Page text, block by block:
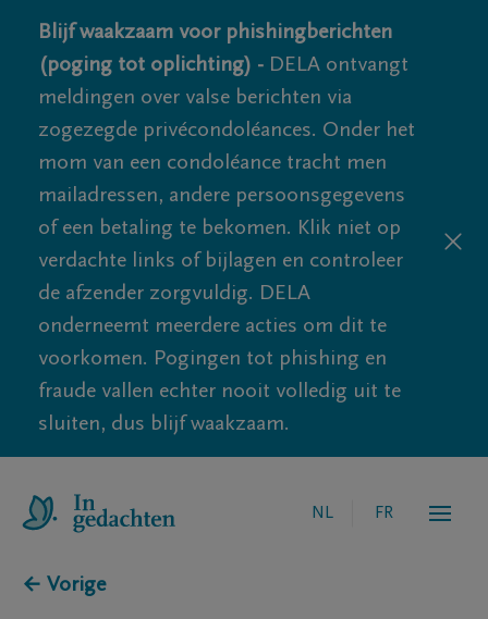
Blijf waakzaam voor phishingberichten
(poging tot oplichting) - DELA ontvangt
meldingen over valse berichten via
zogezegde privécondoléances. Onder het
mom van een condoléance tracht men
mailadressen, andere persoonsgegevens
of een betaling te bekomen. Klik niet op
verdachte links of bijlagen en controleer
de afzender zorgvuldig. DELA
onderneemt meerdere acties om dit te
voorkomen. Pogingen tot phishing en
fraude vallen echter nooit volledig uit te
sluiten, dus blijf waakzaam.
NL FR
← Vorige